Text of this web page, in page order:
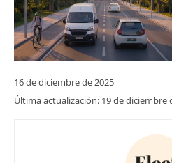
16 de diciembre de 2025
Última actualización: 19 de diciembre